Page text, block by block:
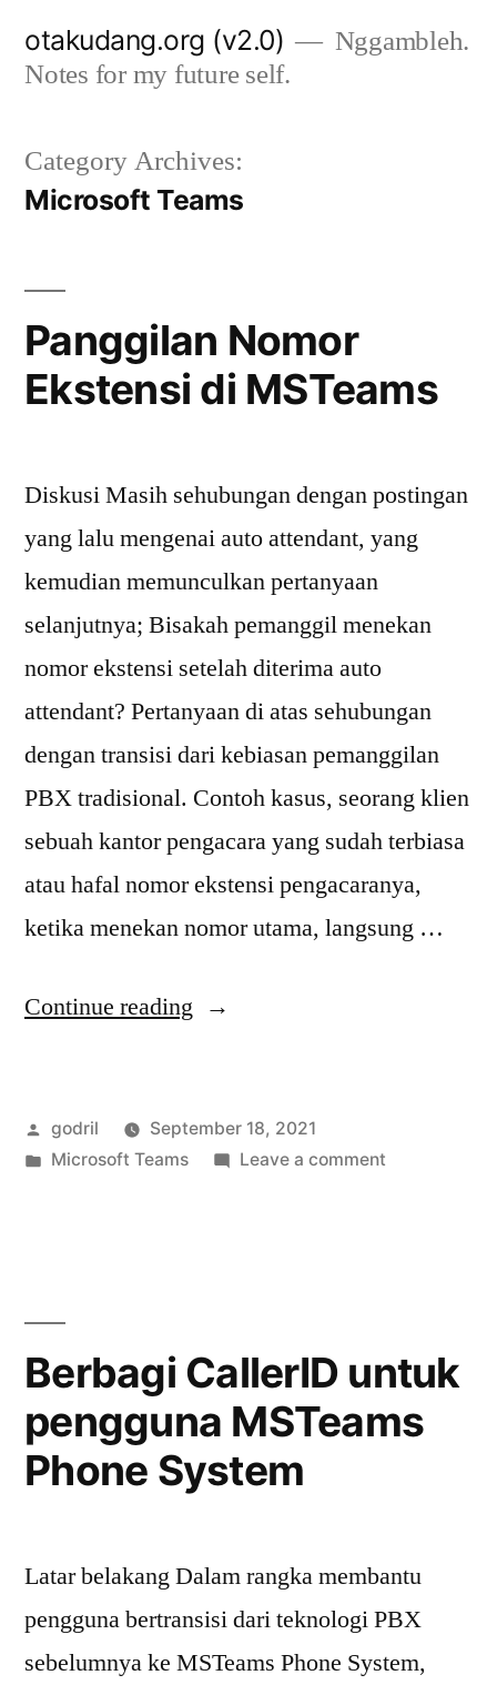
otakudang.org (v2.0)
Nggambleh.
Notes for my future self.
Category Archives:
Microsoft Teams
Panggilan Nomor
Ekstensi di MSTeams
Diskusi Masih sehubungan dengan postingan
yang lalu mengenai auto attendant, yang
kemudian memunculkan pertanyaan
selanjutnya; Bisakah pemanggil menekan
nomor ekstensi setelah diterima auto
attendant? Pertanyaan di atas sehubungan
dengan transisi dari kebiasan pemanggilan
PBX tradisional. Contoh kasus, seorang klien
sebuah kantor pengacara yang sudah terbiasa
atau hafal nomor ekstensi pengacaranya,
ketika menekan nomor utama, langsung …
Continue reading “Panggilan
di
MSTeams”
Posted
by
godril
September 18, 2021
Posted
Microsoft Teams Leave a commenton
Berbagi CallerID untuk
pengguna MSTeams
Phone System
Latar belakang Dalam rangka membantu
pengguna bertransisi dari teknologi PBX
sebelumnya ke MSTeams Phone System,